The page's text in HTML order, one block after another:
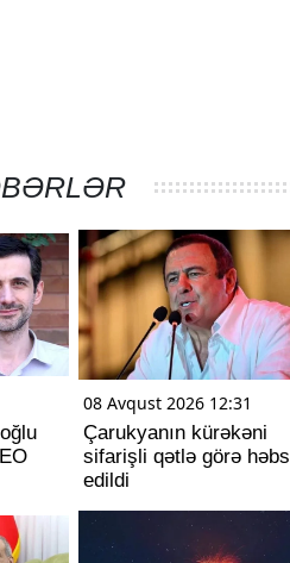
08 Avqust 2026 12:31
Çarukyanın kürəkəni
sifarişli qətlə görə həbs
edildi